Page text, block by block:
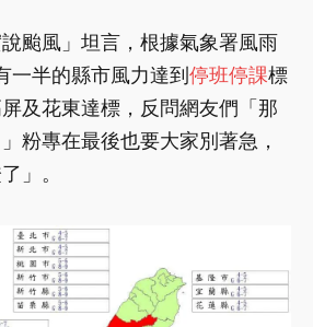
颱風」坦言，根據氣象署風雨
一半的縣市風力達到 停班停課標
及花東達標，反問網友們「那
粉專在最後也要大家別著急，
」。